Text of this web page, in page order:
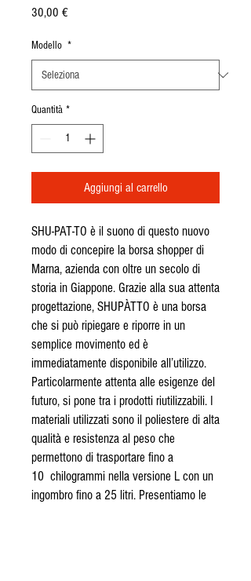
30,00 €Prezzo
Modello *
Quantità *
Aggiungi al carrello
SHU-PAT-TO è il suono di questo nuovo
modo di concepire la borsa shopper di
Marna, azienda con oltre un secolo di
storia in Giappone. Grazie alla sua attenta
progettazione, SHUPÀTTO è una borsa
che si può ripiegare e riporre in un
semplice movimento ed è
immediatamente disponibile all’utilizzo.
Particolarmente attenta alle esigenze del
futuro, si pone tra i prodotti riutilizzabili. I
materiali utilizzati sono il poliestere di alta
qualità e resistenza al peso che
permettono di trasportare fino a
10 chilogrammi nella versione L con un
ingombro fino a 25 litri. Presentiamo le